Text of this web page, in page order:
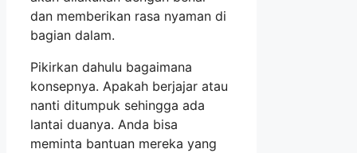
dan memberikan rasa nyaman di
bagian dalam.
Pikirkan dahulu bagaimana
konsepnya. Apakah berjajar atau
nanti ditumpuk sehingga ada
lantai duanya. Anda bisa
meminta bantuan mereka yang